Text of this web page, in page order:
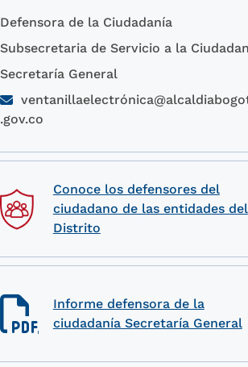
Defensora de la Ciudadanía
Subsecretaria de Servicio a la
Secretaría General
.gov.co
Conoce los defensores del
ciudadano de las entidades del
Distrito
Informe defensora de la
ciudadanía Secretaría General